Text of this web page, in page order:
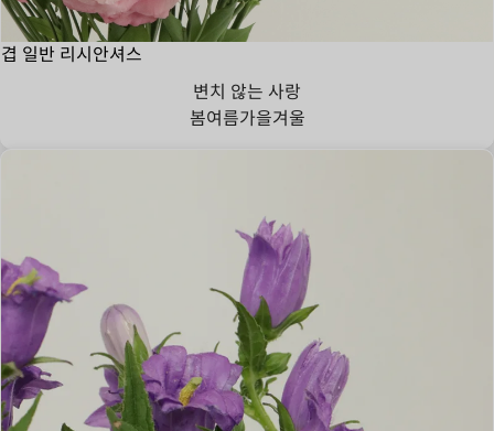
겹 일반 리시안셔스
변치 않는 사랑
봄여름가을겨울